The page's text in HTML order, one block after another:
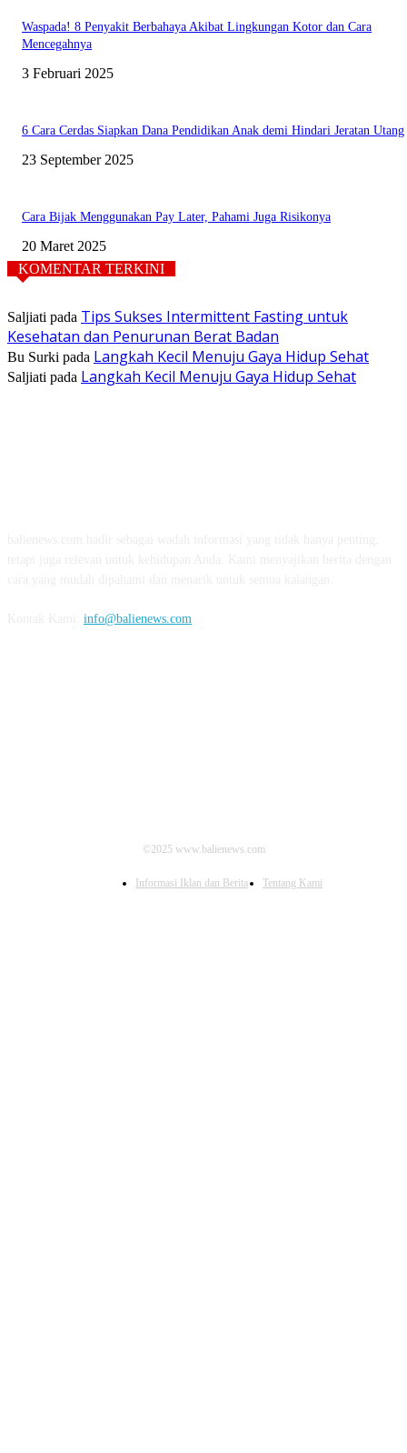
Waspada! 8 Penyakit Berbahaya Akibat Lingkungan Kotor dan Cara
Mencegahnya
3 Februari 2025
6 Cara Cerdas Siapkan Dana Pendidikan Anak demi Hindari Jeratan Utang
23 September 2025
Cara Bijak Menggunakan Pay Later, Pahami Juga Risikonya
20 Maret 2025
KOMENTAR TERKINI
Saljiati pada Tips Sukses Intermittent Fasting untuk
Kesehatan dan Penurunan Berat Badan
Bu Surki pada Langkah Kecil Menuju Gaya Hidup Sehat
Saljiati pada Langkah Kecil Menuju Gaya Hidup Sehat
info@balienews.com
©2025 www.balienews.com
Informasi Iklan dan Berita Tentang Kami